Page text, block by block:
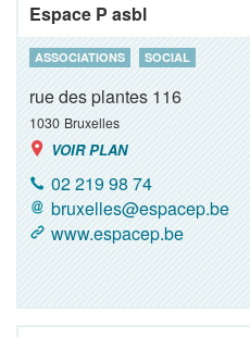
Espace P asbl
ASSOCIATIONS SOCIAL
rue des plantes 116
1030 Bruxelles
VOIR PLAN
02 219 98 74
bruxelles@espacep.be
www.espacep.be